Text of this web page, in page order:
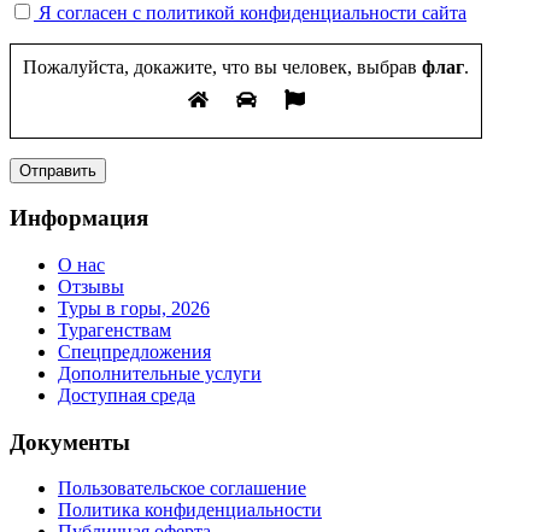
Я согласен с политикой конфиденциальности сайта
Пожалуйста, докажите, что вы человек, выбрав флаг.
Информация
О нас
Отзывы
Туры в горы, 2026
Турагенствам
Спецпредложения
Дополнительные услуги
Доступная среда
Документы
Пользовательское соглашение
Политика конфиденциальности